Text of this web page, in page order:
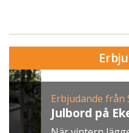
Erbjudande från
Julbord på Ekerö